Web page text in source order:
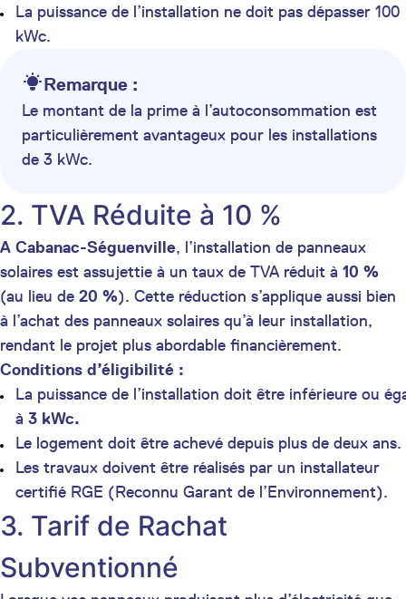
La puissance de l’installation ne doit pas dépasser 100
kWc.
Remarque :
Le montant de la prime à l’autoconsommation est
particulièrement avantageux pour les installations
de 3 kWc.
2. TVA Réduite à 10 %
A Cabanac-Séguenville, l’installation de panneaux
solaires est assujettie à un taux de TVA réduit à 10 %
(au lieu de 20 %). Cette réduction s’applique aussi bien
à l’achat des panneaux solaires qu’à leur installation,
rendant le projet plus abordable financièrement.
Conditions d’éligibilité :
La puissance de l’installation doit être inférieure ou
à 3 kWc.
Le logement doit être achevé depuis plus de deux ans.
Les travaux doivent être réalisés par un installateur
certifié RGE (Reconnu Garant de l’Environnement).
3. Tarif de Rachat
Subventionné